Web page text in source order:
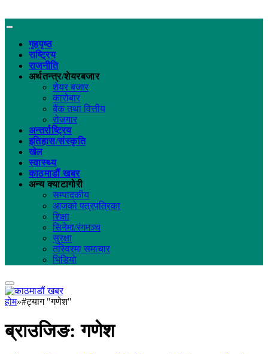
गृहपृष्ठ
राष्ट्रिय
राजनीति
अर्थतन्त्र/शेयरबजार
शेयर बजार
कारोबार
बैंक तथा वित्तीय
रोजगार
अन्तर्राष्ट्रिय
इतिहास/संस्कृति
खेल
स्वास्थ्य
काठमाडौं खबर
अन्य क्याटागोरी
सम्पादकीय
आजको पत्रपत्रिका
शिक्षा
सिनेमा/रंगमञ्च
सुरक्षा
तस्विरमा समाचार
भिडियो
होम»#ट्याग "गणेश"
ब्राउजिङ:गणेश